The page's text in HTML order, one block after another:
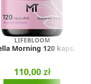
LIFEBLOOM
Morning 120 kaps.
110,00 zł